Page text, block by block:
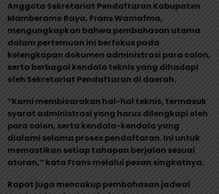
Anggota Sekretariat Pendaftaran Kabupaten
Mamberamo Raya, Frans Wamafma,
mengungkapkan bahwa pembahasan utama
dalam pertemuan ini berfokus pada
kelengkapan dokumen administrasi para calon,
serta berbagai kendala teknis yang dihadapi
oleh Sekretariat Pendaftaran di daerah.
“Kami membicarakan hal-hal teknis, termasuk
syarat administrasi yang harus dilengkapi oleh
para calon, serta kendala-kendala yang
dialami selama proses pendaftaran. Ini untuk
memastikan setiap tahapan berjalan sesuai
aturan,” kata Frans melalui pesan singkatnya.
Rapat juga mencakup pembahasan jadwal